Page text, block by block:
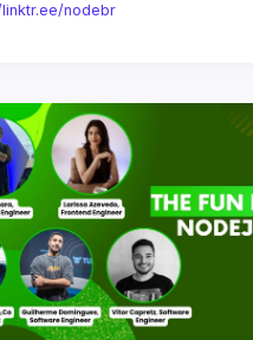
nodebr